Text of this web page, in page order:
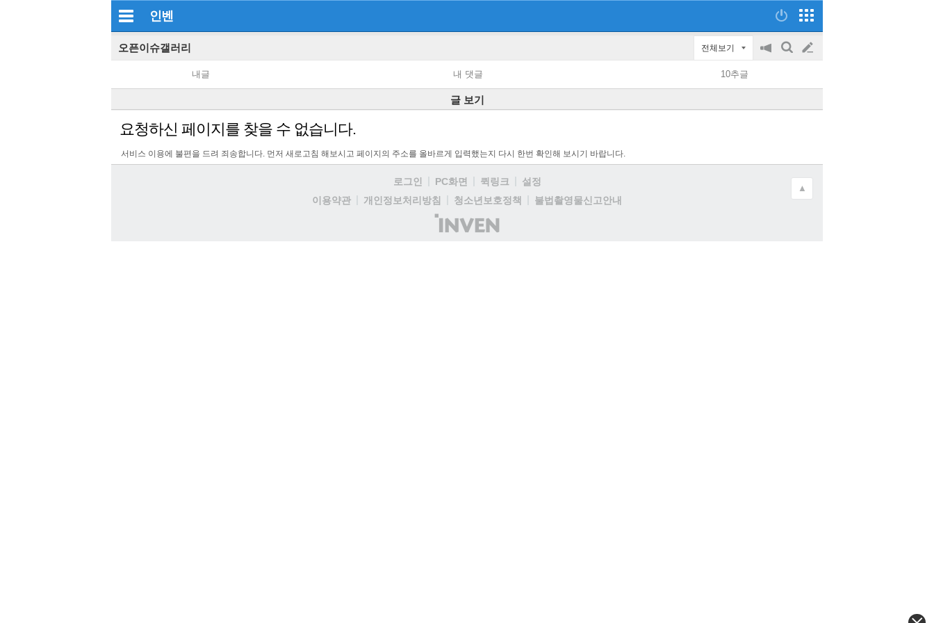
인벤
오픈이슈갤러리 전체보기
공
on/off
검
글
쓰
기
내글 내 댓글 10추글
글 보기
요청하신 페이지를 찾을 수 없습니다.
서비스 이용에 불편을 드려 죄송합니다. 먼저 새로고침 해보시고 페이지의 주소를 올바르게 입력했는지 다시 한번 확인해 보시기 바랍니다.
로그인 PC화면 퀵링크
설정
이용약관
개인정보처리방침 청소년보호정책
불법촬영물신고안내
(주)
인
▲